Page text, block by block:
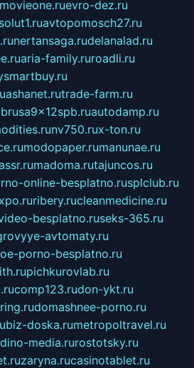
movieone.ruevro-dez.ru
avtopomosch27.ru
nertansaga.rudelanalad.ru
aria-family.ruroadli.ru
ashanet.rutrade-farm.ru
autodamp.ru
nv750.rux-ton.ru
modopaper.rumanunae.ru
madoma.rutajuncos.ru
online-besplatno.rusplclub.ru
ribery.rucleanmedicine.ru
besplatno.ruseks-365.ru
avtomaty.ru
porno-besplatno.ru
pichkurovlab.ru
comp123.rudon-ykt.ru
domashnee-porno.ru
biz-doska.rumetropoltravel.ru
media.rurostotsky.ru
zaryna.rucasinotablet.ru